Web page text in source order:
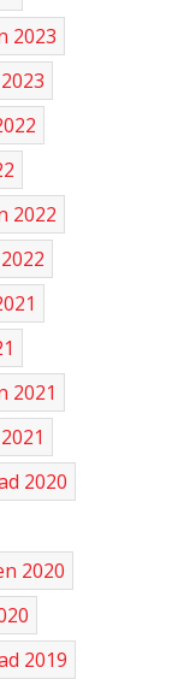
2023
2022
2021
2020
2020
2019